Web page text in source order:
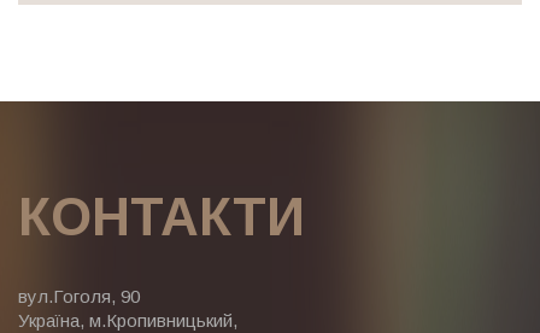
КОНТАКТИ
вул.Гоголя, 90
Україна, м.Кропивницький,